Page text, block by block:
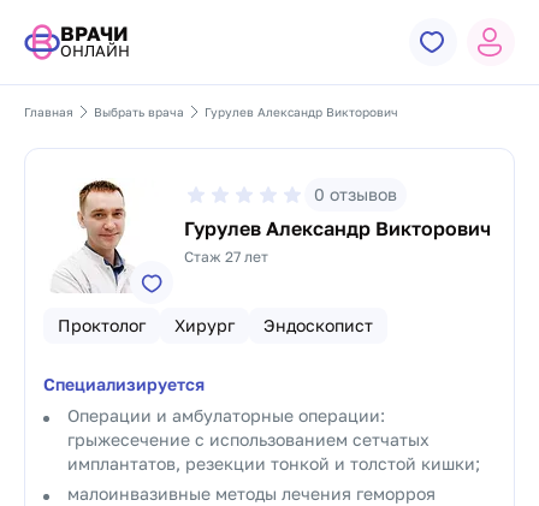
ВРАЧИ
ОНЛАЙН
Главная Выбрать врача Гурулев Александр Викторович
0 отзывов
Гурулев Александр Викторович
Стаж 27 лет
Проктолог Хирург Эндоскопист
Специализируется
Операции и амбулаторные операции:
грыжесечение с использованием сетчатых
имплантатов, резекции тонкой и толстой кишки;
малоинвазивные методы лечения геморроя